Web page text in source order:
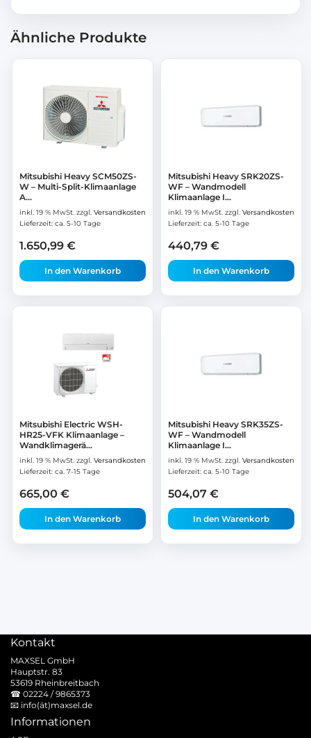
Ähnliche Produkte
Mitsubishi Heavy SCM50ZS-
W – Multi-Split-Klimaanlage
A...
inkl. 19 % MwSt. zzgl. Versandkosten
Lieferzeit: ca. 5-10 Tage
1.650,99 €
In den Warenkorb
Mitsubishi Heavy SRK20ZS-
WF – Wandmodell
Klimaanlage I...
inkl. 19 % MwSt. zzgl. Versandkosten
Lieferzeit: ca. 5-10 Tage
440,79 €
In den Warenkorb
Mitsubishi Electric WSH-
HR25-VFK Klimaanlage –
Wandklimagerä...
inkl. 19 % MwSt. zzgl. Versandkosten
Lieferzeit: ca. 7-15 Tage
665,00 €
In den Warenkorb
Mitsubishi Heavy SRK35ZS-
WF – Wandmodell
Klimaanlage I...
inkl. 19 % MwSt. zzgl. Versandkosten
Lieferzeit: ca. 5-10 Tage
504,07 €
In den Warenkorb
Kontakt
MAXSEL GmbH
Hauptstr. 83
53619 Rheinbreitbach
☎ 02224 / 9865373
📧 info(ät)maxsel.de
Informationen